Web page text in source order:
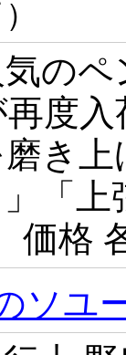
の
度
き
「
価格
ソユ